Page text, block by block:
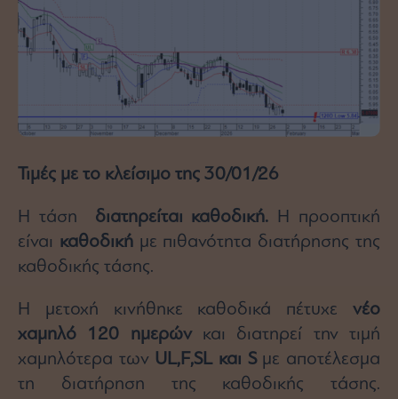
Τιμές με το κλείσιμο της 30/01/26
Η τάση διατηρείται καθοδική. Η προοπτική
είναι καθοδικήμε πιθανότητα διατήρησης της
καθοδικής τάσης.
Η μετοχή κινήθηκε καθοδικά πέτυχε νέο
χαμηλό 120 ημερώνκαι διατηρεί την τιμή
χαμηλότερα των UL,F,SLκαι Sμε αποτέλεσμα
τη διατήρηση της καθοδικής τάσης.